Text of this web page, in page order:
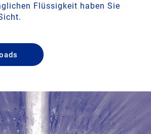
Flüssigkeit haben Sie